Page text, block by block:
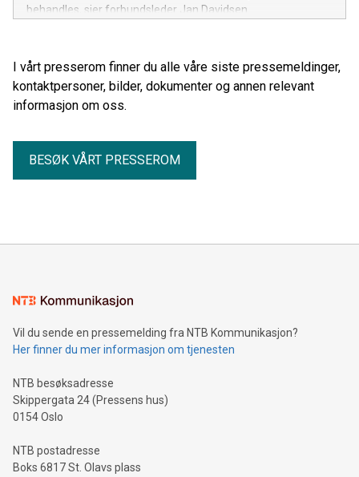
behandles, sier forbundsleder Jan Davidsen.
I vårt presserom finner du alle våre siste pressemeldinger,
kontaktpersoner, bilder, dokumenter og annen relevant
informasjon om oss.
BESØK VÅRT PRESSEROM
Vil du sende en pressemelding fra NTB Kommunikasjon?
Her finner du mer informasjon om tjenesten
NTB besøksadresse
Skippergata 24 (Pressens hus)
0154 Oslo
NTB postadresse
Boks 6817 St. Olavs plass